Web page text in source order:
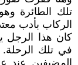
تلك الطائرة
الركاب بأدب
كان هذا الرجل
في تلك الرحلة.